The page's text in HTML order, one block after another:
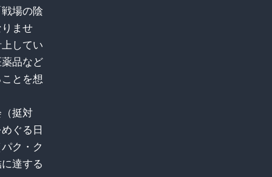
場の陰
ませ
してい
品など
とを想
挺対
ぐる日
ク・ク
達する